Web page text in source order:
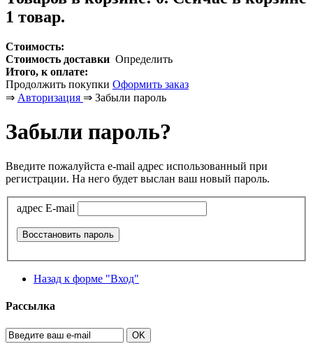
1 товар.
Стоимость:
Стоимость доставки Определить
Итого, к оплате:
Продолжить покупки Оформить заказ
⇒ Авторизация ⇒ Забыли пароль
Забыли пароль?
Введите пожалуйста e-mail адрес использованный при
регистрации. На него будет выслан ваш новый пароль.
адрес E-mail
Восстановить пароль
Назад к форме "Вход"
Рассылка
OK